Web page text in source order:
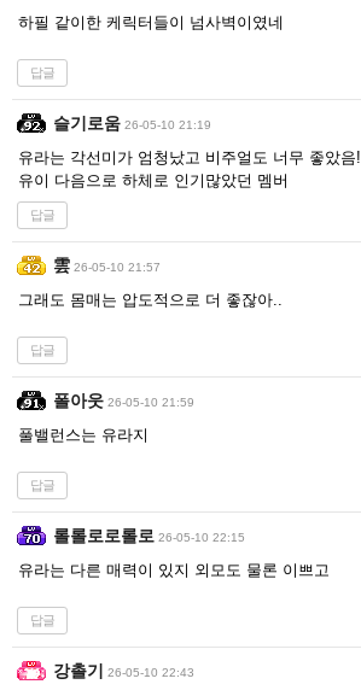
하필 같이한 케릭터들이 넘사벽이였네
답글
슬기로움 26-05-10 21:19
유라는 각선미가 엄청났고 비주얼도 너무 좋았음!
유이 다음으로 하체로 인기많았던 멤버
답글
雲 26-05-10 21:57
그래도 몸매는 압도적으로 더 좋잖아..
답글
폴아웃 26-05-10 21:59
풀밸런스는 유라지
답글
롤롤로로롤로 26-05-10 22:15
유라는 다른 매력이 있지 외모도 물론 이쁘고
답글
강촐기 26-05-10 22:43